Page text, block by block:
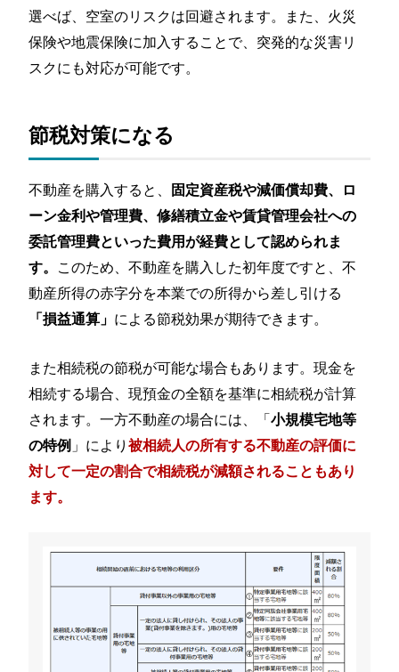
選べば、空室のリスクは回避されます。また、火災
保険や地震保険に加入することで、突発的な災害リ
スクにも対応が可能です。
節税対策になる
不動産を購入すると、 固定資産税や減価償却費、ロ
ーン金利や管理費、修繕積立金や賃貸管理会社への
委託管理費といった費用が経費として認められま
す。 このため、不動産を購入した初年度ですと、不
動産所得の赤字分を本業での所得から差し引ける
「損益通算」 による節税効果が期待できます。
また相続税の節税が可能な場合もあります。現金を
相続する場合、現預金の全額を基準に相続税が計算
されます。一方不動産の場合には、「小規模宅地等
の特例 」により被相続人の所有する不動産の評価に
対して一定の割合で相続税が減額されることもあり
ます。